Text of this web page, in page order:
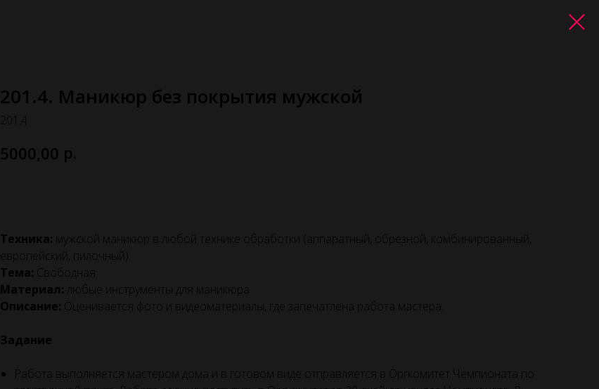
201.4. Маникюр без покрытия мужской
201.4
5000,00 р.
Техника: мужской маникюр в любой технике обработки (аппаратный, обрезной, комбинированный,
европейский, пилочный).
Тема:
Свободная
Материал:
любые инструменты для маникюра
Описание:
Оценивается фото и видеоматериалы, где запечатлена работа мастера.
Задание
Работа выполняется мастером дома и в готовом виде отправляется в Оргкомитет Чемпионата по